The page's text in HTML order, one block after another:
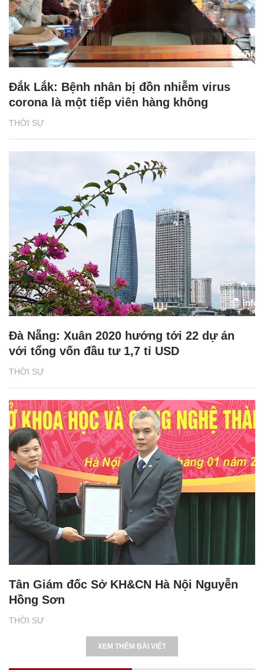
THỜI SỰ
Đắk Lắk: Bệnh nhân bị đồn nhiễm virus
corona là một tiếp viên hàng không
THỜI SỰ
Đà Nẵng: Xuân 2020 hướng tới 22 dự án
với tổng vốn đầu tư 1,7 tỉ USD
THỜI SỰ
Tân Giám đốc Sở KH&CN Hà Nội Nguyễn
Hồng Sơn
XEM THÊM BÀI VIẾT